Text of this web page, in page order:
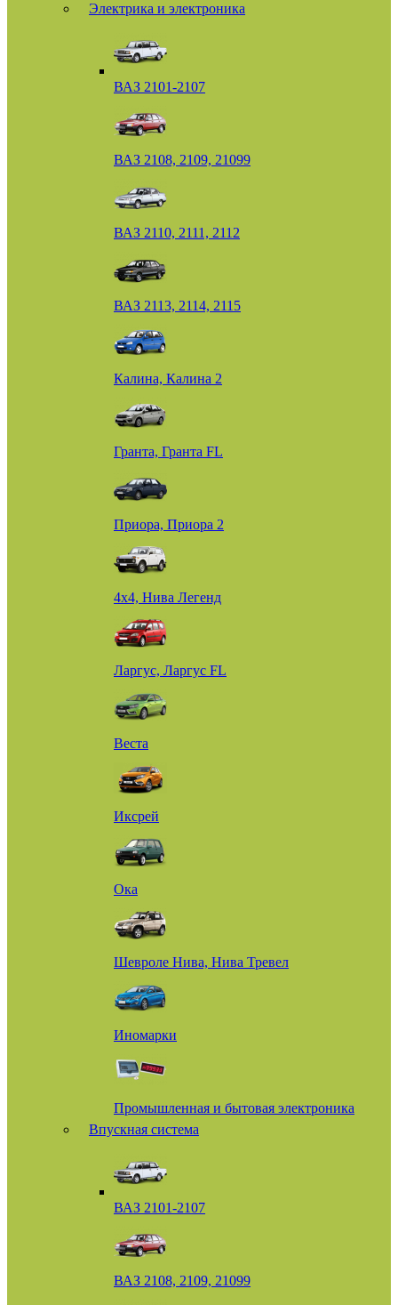
Электрика и электроника
ВАЗ 2101-2107
ВАЗ 2108, 2109, 21099
ВАЗ 2110, 2111, 2112
ВАЗ 2113, 2114, 2115
Калина, Калина 2
Гранта, Гранта FL
Приора, Приора 2
4х4, Нива Легенд
Ларгус, Ларгус FL
Веста
Иксрей
Ока
Шевроле Нива, Нива Тревел
Иномарки
Промышленная и бытовая электроника
Впускная система
ВАЗ 2101-2107
ВАЗ 2108, 2109, 21099